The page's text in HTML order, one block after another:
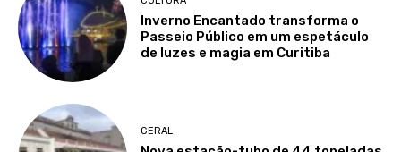
Inverno Encantado transforma o
Passeio Público em um espetáculo
de luzes e magia em Curitiba
GERAL